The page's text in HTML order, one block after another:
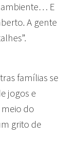
ambiente… E
A gente
famílias se
jogos e
do
grito de